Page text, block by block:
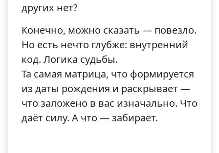
других нет?
Конечно, можно сказать — повезло.
Но есть нечто глубже: внутренний
код. Логика судьбы.
Та самая матрица, что формируется
из даты рождения и раскрывает —
что заложено в вас изначально. Что
даёт силу. А что — забирает.